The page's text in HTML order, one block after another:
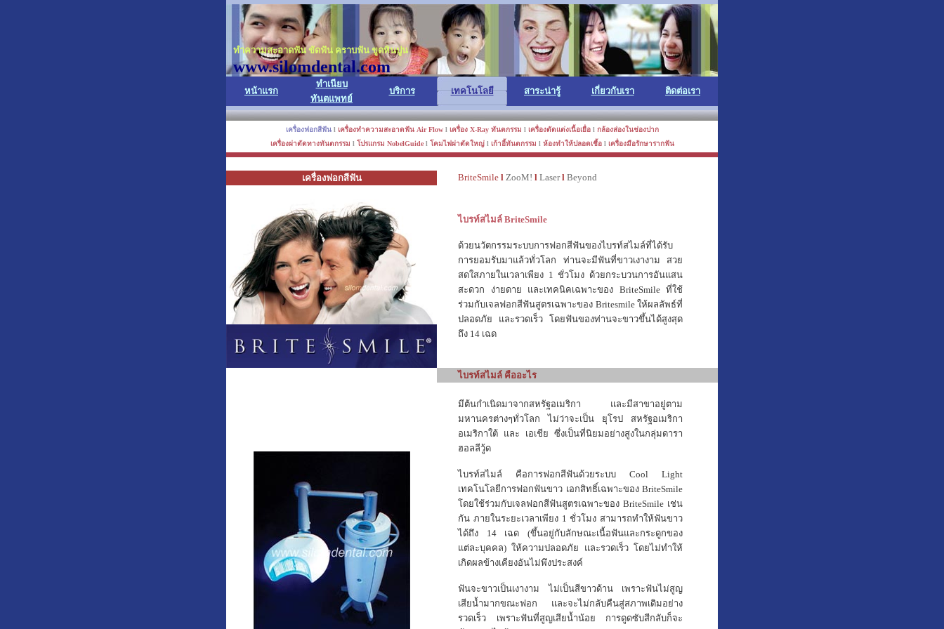
ทำความสะอาดฟัน ขัดฟัน คราบฟัน ขูดหินปูน
www.silomdental.com
หน้าแรก
ทำเนียบ
ทันตแพทย์
บริการ เทคโนโลยี สาระน่ารู้ เกี่ยวกับเรา ติดต่อเรา
เครื่องฟอกสีฟันl เครื่องทำความสะอาดฟัน Air Flowl เครื่อง X-Ray ทันตกรรม l เครื่องตัดแต่งเนื้อเยื่อl กล้องส่องในช่องปาก
เครื่องผ่าตัดทางทันตกรรม l โปรแกรม NobelGuidel โคมไฟผ่าตัดใหญ่ l เก้าอี้ทันตกรรม l ห้องทำให้ปลอดเชื้อl เครื่องมือรักษารากฟัน
เครื่องฟอกสีฟัน BriteSmile l ZooM! l Laserl Beyond
ไบรท์สไมล์ BriteSmile
ด้วยนวัตกรรมระบบการฟอกสีฟันของไบรท์สไมล์ที่ได้รับ
การยอมรับมาแล้วทั่วโลก ท่านจะมีฟันที่ขาวเงางาม สวย
สดใสภายในเวลาเพียง 1 ชั่วโมง ด้วยกระบวนการอันแสน
สะดวก ง่ายดาย และเทคนิคเฉพาะของ BriteSmile ที่ใช้
ร่วมกับเจลฟอกสีฟันสูตรเฉพาะของ Britesmile ให้ผลลัพธ์ที่
ปลอดภัย และรวดเร็ว โดยฟันของท่านจะขาวขึ้นได้สูงสุด
ถึง 14 เฉด
ไบรท์สไมล์ คืออะไร
มีต้นกำเนิดมาจากสหรัฐอเมริกา และมีสาขาอยู่ตาม
มหานครต่างๆทั่วโลก ไม่ว่าจะเป็น ยุโรป สหรัฐอเมริกา
อเมริกาใต้ และ เอเชีย ซึ่งเป็นที่นิยมอย่างสูงในกลุ่มดารา
ฮอลลีวู้ด
ไบรท์สไมล์ คือการฟอกสีฟันด้วยระบบ Cool Light
เทคโนโลยีการฟอกฟันขาว เอกสิทธิ์เฉพาะของ BriteSmile
โดยใช้ร่วมกับเจลฟอกสีฟันสูตรเฉพาะของ BriteSmile เช่น
กัน ภายในระยะเวลาเพียง 1 ชั่วโมง สามารถทำให้ฟันขาว
ได้ถึง 14 เฉด (ขึ้นอยู่กับลักษณะเนื้อฟันและกระดูกของ
แต่ละบุคคล) ให้ความปลอดภัย และรวดเร็ว โดยไม่ทำให้
เกิดผลข้างเคียงอันไม่พึงประสงค์
ฟันจะขาวเป็นเงางาม ไม่เป็นสีขาวด้าน เพราะฟันไม่สูญ
เสียน้ำมากขณะฟอก และจะไม่กลับคืนสู่สภาพเดิมอย่าง
รวดเร็ว เพราะฟันที่สูญเสียน้ำน้อย การดูดซับสีกลับก็จะ